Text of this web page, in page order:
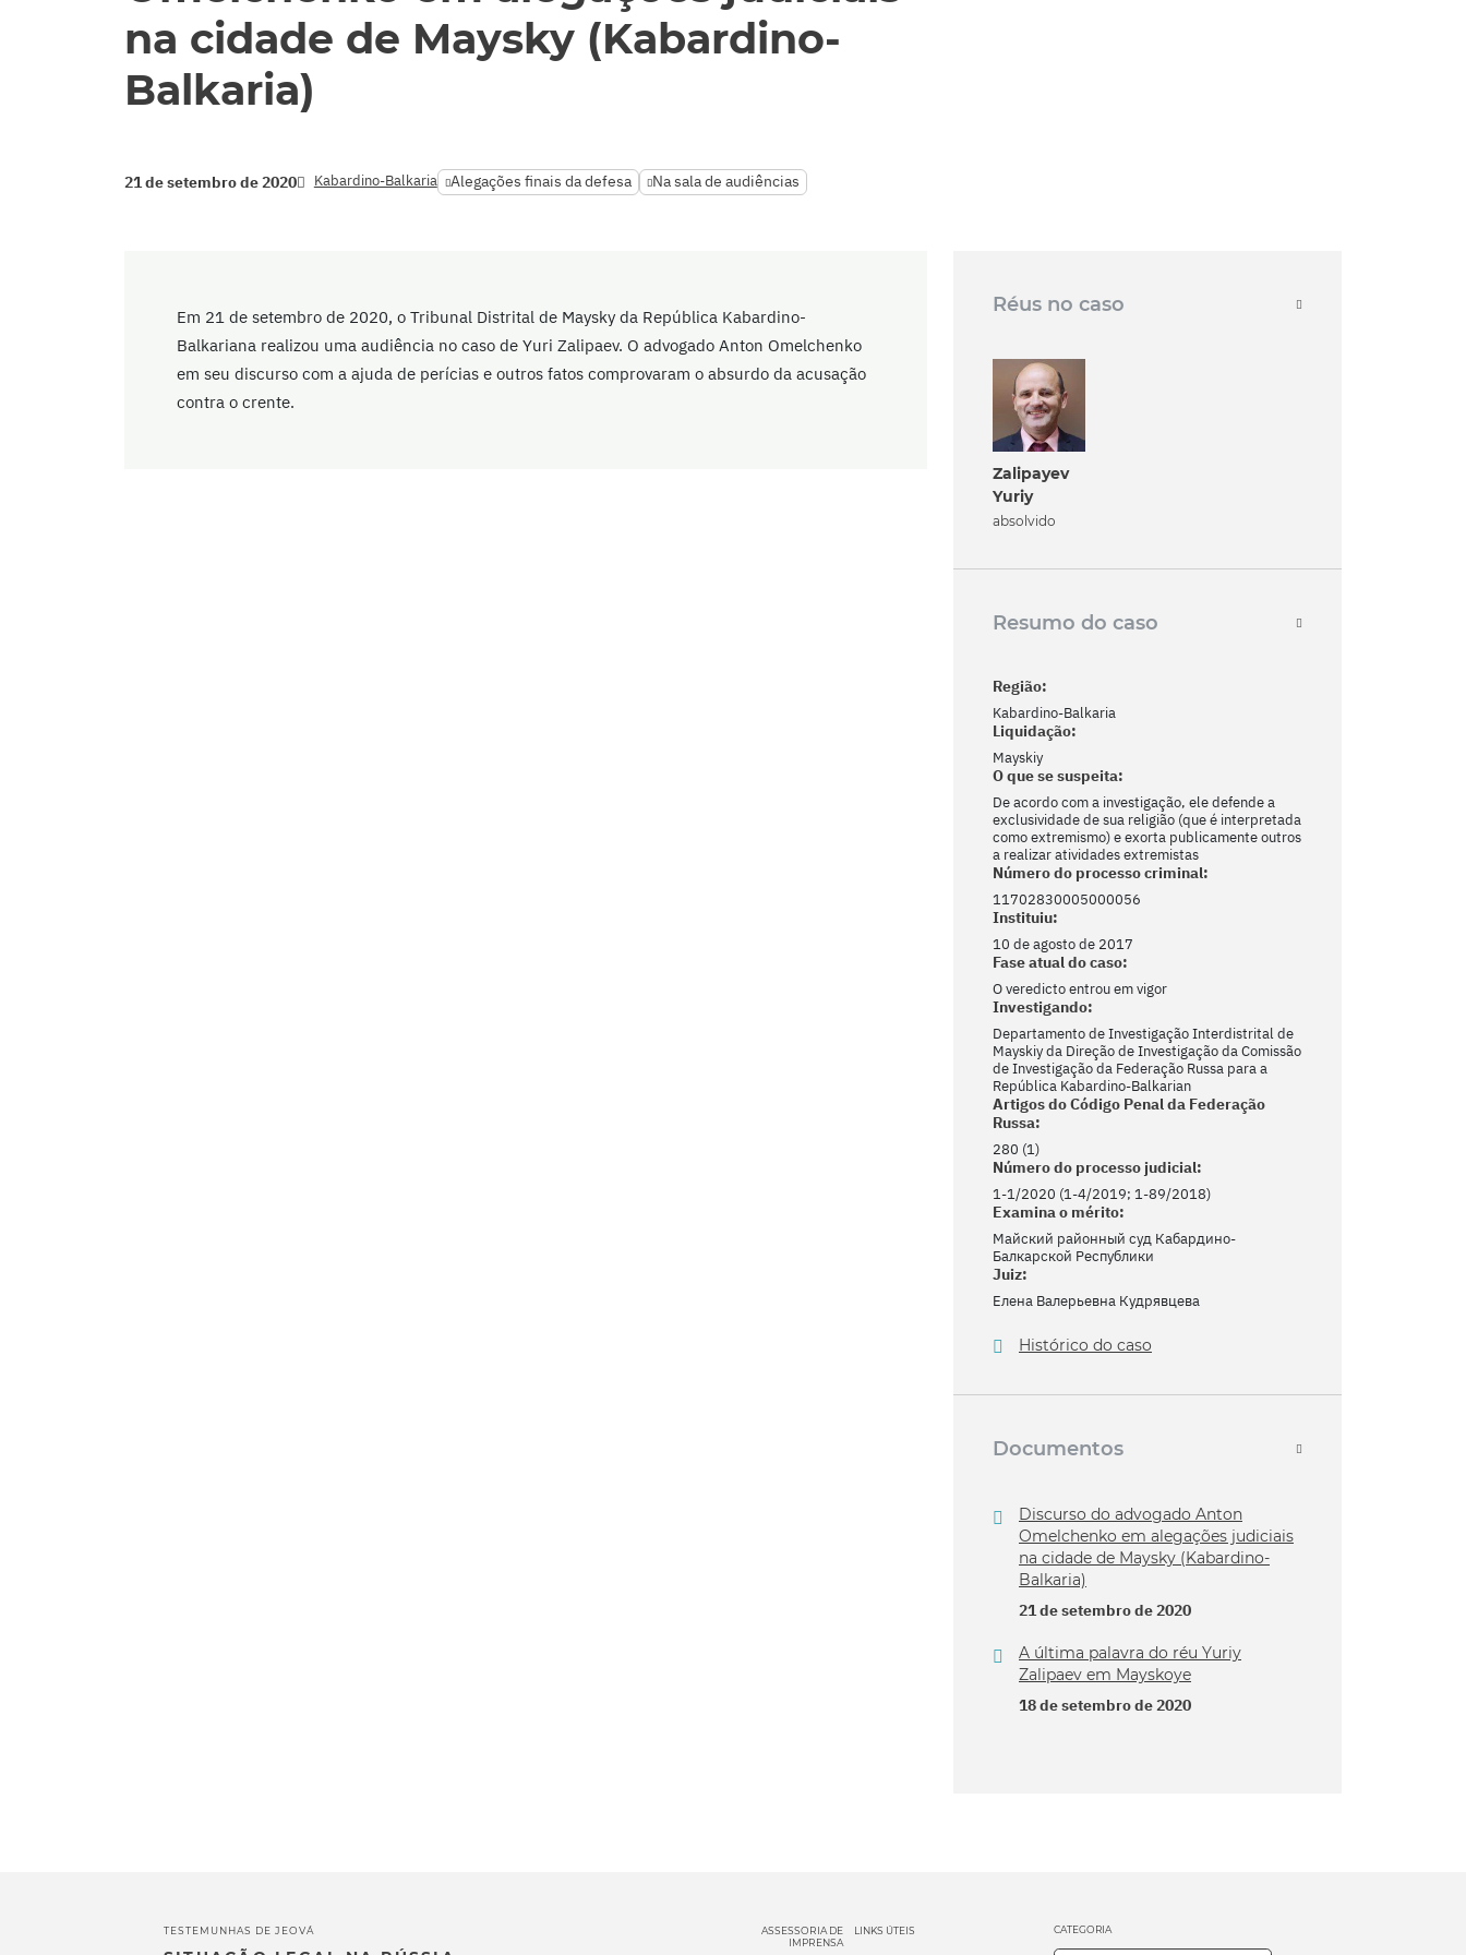
na cidade de Maysky (Kabardino-
Balkaria)
21 de setembro de 2020 Kabardino-Balkaria Alegações finais da defesa Na sala de audiências
Em 21 de setembro de 2020, o Tribunal Distrital de Maysky da República Kabardino-
Balkariana realizou uma audiência no caso de Yuri Zalipaev. O advogado Anton Omelchenko
em seu discurso com a ajuda de perícias e outros fatos comprovaram o absurdo da acusação
contra o crente.
Réus no caso
Zalipayev
Yuriy
absolvido
Resumo do caso
Região:
Kabardino-Balkaria
Liquidação:
Mayskiy
O que se suspeita:
De acordo com a investigação, ele defende a
exclusividade de sua religião (que é interpretada
como extremismo) e exorta publicamente outros
a realizar atividades extremistas
Número do processo criminal:
11702830005000056
Instituiu:
10 de agosto de 2017
Fase atual do caso:
O veredicto entrou em vigor
Investigando:
Departamento de Investigação Interdistrital de
Mayskiy da Direção de Investigação da Comissão
de Investigação da Federação Russa para a
República Kabardino-Balkarian
Artigos do Código Penal da Federação
Russa:
280 (1)
Número do processo judicial:
1-1/2020 (1-4/2019; 1-89/2018)
Examina o mérito:
Майский районный суд Кабардино-
Балкарской Республики
Juiz:
Елена Валерьевна Кудрявцева
Histórico do caso
Documentos
Discurso do advogado Anton
Omelchenko em alegações judiciais
na cidade de Maysky (Kabardino-
Balkaria)
21 de setembro de 2020
A última palavra do réu Yuriy
Zalipaev em Mayskoye
18 de setembro de 2020
TESTEMUNHAS DE JEOVÁ
ASSESSORIA DE
IMPRENSA
LINKS ÚTEIS CATEGORIA